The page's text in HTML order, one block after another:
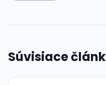
Súvisiace